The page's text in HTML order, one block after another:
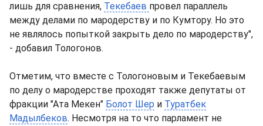
лишь для сравнения, Текебаев провел параллель
между делами по мародерству и по Кумтору. Но это
не являлось попыткой закрыть дело по мародерству",
- добавил Тологонов.
Отметим, что вместе с Тологоновым и Текебаевым
по делу о мародерстве проходят также депутаты от
фракции "Ата Мекен" Болот Шер и Туратбек
Мадылбеков. Несмотря на то что парламент не